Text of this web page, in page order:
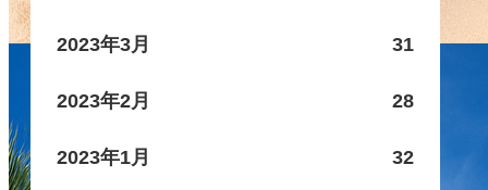
2023年3月 31
2023年2月 28
2023年1月 32